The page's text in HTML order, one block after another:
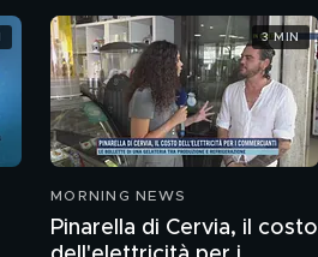
MORNING NEWS
Pinarella di Cervia, il costo
3 MIN